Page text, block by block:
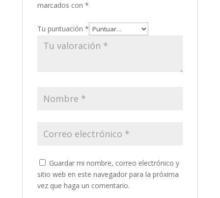
marcados con *
Tu puntuación *
Guardar mi nombre, correo electrónico y
sitio web en este navegador para la próxima
vez que haga un comentario.